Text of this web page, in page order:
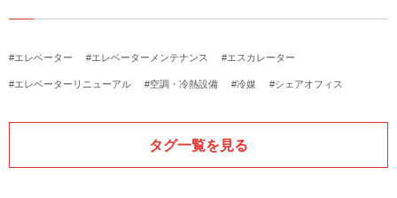
#エレベーター #エレベーターメンテナンス #エスカレーター
#エレベーターリニューアル #空調・冷熱設備 #冷媒 #シェアオフィス
タグ一覧を見る